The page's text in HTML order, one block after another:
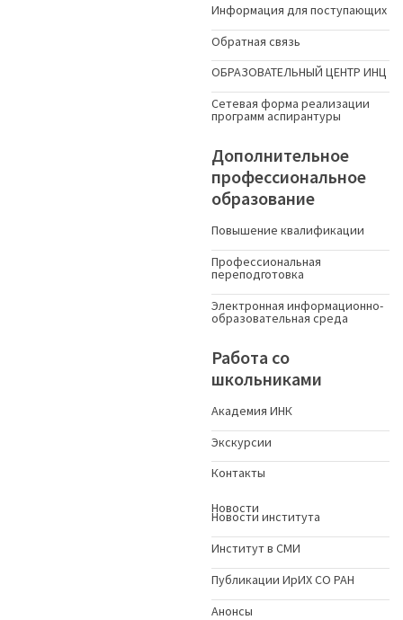
Информация для поступающих
Обратная связь
ОБРАЗОВАТЕЛЬНЫЙ ЦЕНТР ИНЦ
Сетевая форма реализации
программ аспирантуры
Дополнительное
профессиональное
образование
Повышение квалификации
Профессиональная
переподготовка
Электронная информационно-
образовательная среда
Работа со
школьниками
Академия ИНК
Экскурсии
Контакты
Новости
Новости института
Институт в СМИ
Публикации ИрИХ СО РАН
Анонсы